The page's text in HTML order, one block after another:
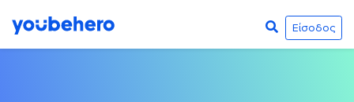
Είσοδος